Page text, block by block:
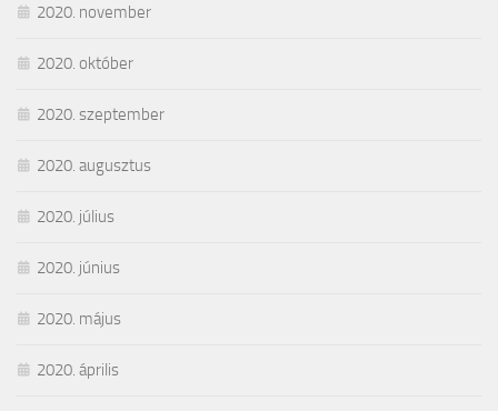
2020. november
2020. október
2020. szeptember
2020. augusztus
2020. július
2020. június
2020. május
2020. április